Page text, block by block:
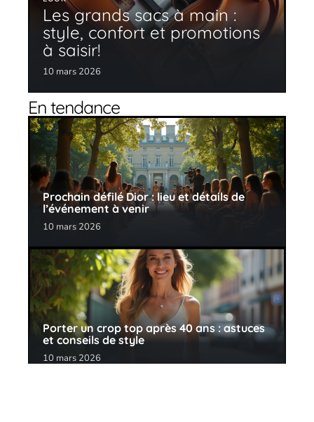
Les grands sacs à main :
style, confort et promotions
à saisir!
10 mars 2026
En tendance
Prochain défilé Dior : lieu et détails de
l’événement à venir
10 mars 2026
Porter un crop top après 40 ans : astuces
et conseils de style
10 mars 2026